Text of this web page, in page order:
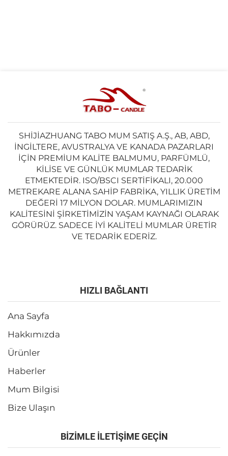
SHIJIAZHUANG TABO MUM SATIŞ A.Ş., AB, ABD,
İNGILTERE, AVUSTRALYA VE KANADA PAZARLARI
IÇIN PREMIUM KALITE BALMUMU, PARFÜMLÜ,
KILISE VE GÜNLÜK MUMLAR TEDARIK
ETMEKTEDIR. ISO/BSCI SERTIFIKALI, 20.000
METREKARE ALANA SAHIP FABRIKA, YILLIK ÜRETIM
DEĞERI 17 MILYON DOLAR. MUMLARIMIZIN
KALITESINI ŞIRKETIMIZIN YAŞAM KAYNAĞI OLARAK
GÖRÜRÜZ. SADECE IYI KALITELI MUMLAR ÜRETIR
VE TEDARIK EDERIZ.
HIZLI BAĞLANTI
Ana Sayfa
Hakkımızda
Ürünler
Haberler
Mum Bilgisi
Bize Ulaşın
BİZİMLE İLETİŞİME GEÇİN